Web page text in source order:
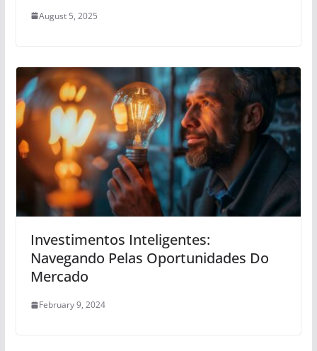
August 5, 2025
Investimentos Inteligentes:
Navegando Pelas Oportunidades Do
Mercado
February 9, 2024